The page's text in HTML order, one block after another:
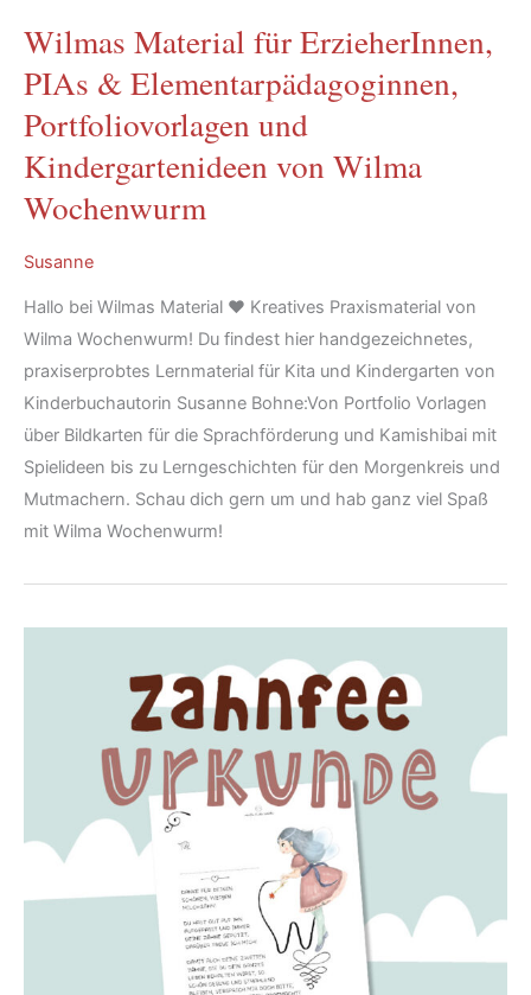
Wilmas Material für ErzieherInnen,
PIAs & Elementarpädagoginnen,
Portfoliovorlagen und
Kindergartenideen von Wilma
Wochenwurm
Susanne
Hallo bei Wilmas Material ♥ Kreatives Praxismaterial von
Wilma Wochenwurm! Du findest hier handgezeichnetes,
praxiserprobtes Lernmaterial für Kita und Kindergarten von
Kinderbuchautorin Susanne Bohne:Von Portfolio Vorlagen
über Bildkarten für die Sprachförderung und Kamishibai mit
Spielideen bis zu Lerngeschichten für den Morgenkreis und
Mutmachern. Schau dich gern um und hab ganz viel Spaß
mit Wilma Wochenwurm!